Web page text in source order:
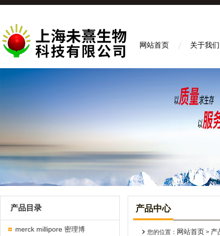
网站首页 关于我们
产品目录
merck millipore 密理博
产品中心
您的位置： 网站首页 > 产